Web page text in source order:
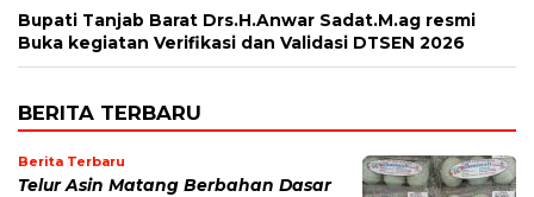
Bupati Tanjab Barat Drs.H.Anwar Sadat.M.ag resmi
Buka kegiatan Verifikasi dan Validasi DTSEN 2026
BERITA TERBARU
Berita Terbaru
Telur Asin Matang Berbahan Dasar